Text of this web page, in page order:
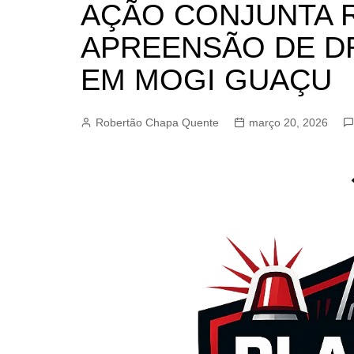
JUNDIAÍ
MOGI
MOGI
AÇÃO CONJUNTA
APREENSÃO DE
EM MOGI GUAÇU
Robertão Chapa Quente março 20, 2026